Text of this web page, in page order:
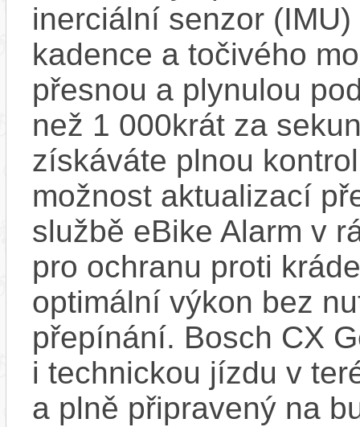
inerciální senzor
kadence a točivého
přesnou a plynulou
než 1 000krát za
získáváte plnou
možnost aktualizací
službě eBike Alarm v
pro ochranu proti
optimální výkon bez
přepínání. Bosch CX
i technickou jízdu v
a plně připravený na